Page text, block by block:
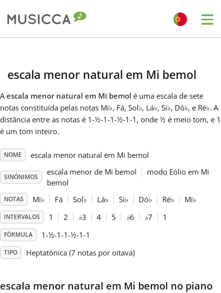
English
Français
escala menor natural em Mi bemol
Aescala menor natural em Mi bemol é uma escala de sete
notas constituída pelas notas Mi♭, Fá, Sol♭, Lá♭, Si♭, Dó♭, e Ré♭. A
distância entre as notas é 1-½-1-1-½-1-1, onde ½ é meio tom, e 1
é um tom inteiro.
NOME escala menor natural em Mi bemol
SINÓNIMOS
escala menor de Mi bemol
modo Eólio em Mi
bemol
NOTAS Mi♭ Fá Sol♭ Lá♭ Si♭ Dó♭ Ré♭ Mi♭
INTERVALOS 1 2 ♭3 4 5 ♭6 ♭7 1
FÓRMULA 1-½-1-1-½-1-1
TIPO Heptatónica (7 notas por oitava)
escala menor natural em Mi bemol no piano